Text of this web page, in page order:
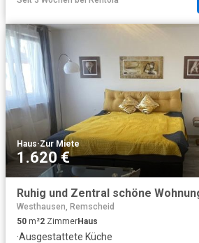
Haus·Zur Miete
1.620 €
Westhausen, Remscheid
50 m²2 ZimmerHaus
·Ausgestattete Küche